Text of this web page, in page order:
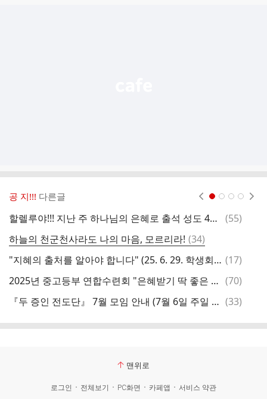
공 지!!! 다른글
할렐루야!!! 지난 주 하나님의 은혜로 출석 성도 42만명을 돌파했습니다!
댓
(55)
하늘의 천군천사라도 나의 마음, 모르리라! 댓
글
(34)
"지혜의 출처를 알아야 합니다" (25. 6. 29. 학생회, 박세훈 목사) 댓
(17)
2025년 중고등부 연합수련회 "은혜받기 딱 좋은 나이" 댓
(70)
『두 증인 전도단』 7월 모임 안내 (7월 6일 주일 오후 3시) 댓
(33)
맨위로
로그인 전체보기 PC화면 카페앱 서비스 약관